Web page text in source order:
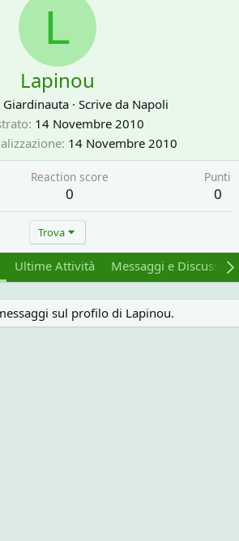
L
Lapinou
· Scrive da Napoli
14 Novembre 2010
14 Novembre 2010
Reaction score
0
Punti
0
Trova
Ultime Attività Messaggi e
sul profilo di Lapinou.